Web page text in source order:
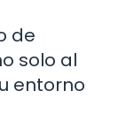
de
solo al
entorno